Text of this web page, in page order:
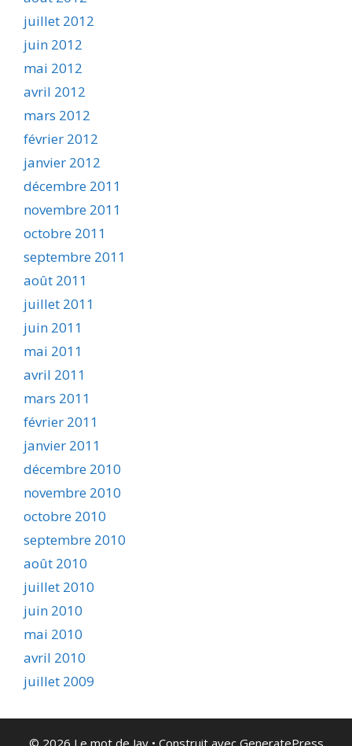
juillet 2012
juin 2012
mai 2012
avril 2012
mars 2012
février 2012
janvier 2012
décembre 2011
novembre 2011
octobre 2011
septembre 2011
août 2011
juillet 2011
juin 2011
mai 2011
avril 2011
mars 2011
février 2011
janvier 2011
décembre 2010
novembre 2010
octobre 2010
septembre 2010
août 2010
juillet 2010
juin 2010
mai 2010
avril 2010
juillet 2009
© 2026 Le mot de Jay• Construit avec GeneratePress